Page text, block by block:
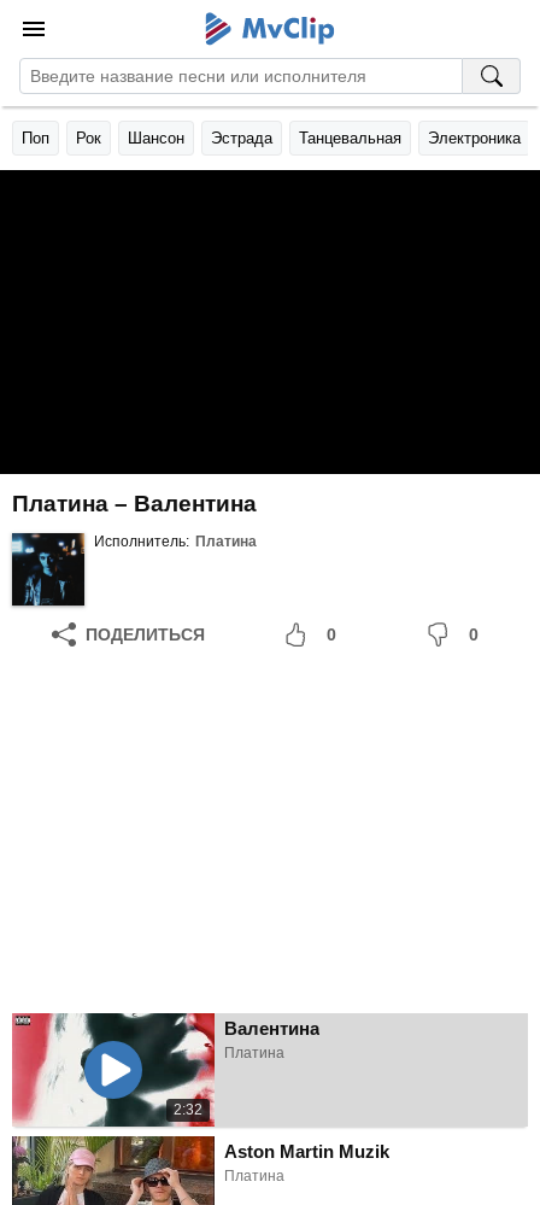
Поп Рок Шансон Эстрада Танцевальная Электроника
Платина – Валентина
Исполнитель: Платина
ПОДЕЛИТЬСЯ 0 0
2:32
Валентина
Платина
Aston Martin Muzik
Платина